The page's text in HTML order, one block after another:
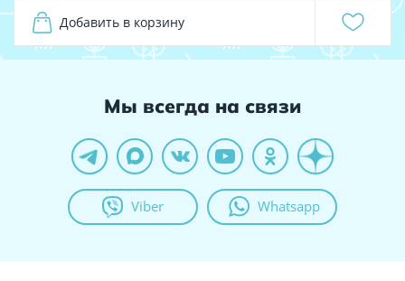
Добавить в корзину
Мы всегда на связи
Viber Whatsapp